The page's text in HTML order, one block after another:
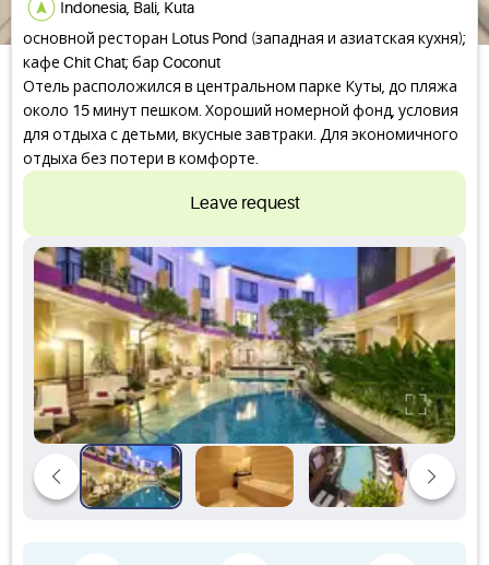
Indonesia, Bali, Kuta
основной ресторан Lotus Pond (западная и азиатская кухня);
кафе Chit Chat; бар Coconut
Отель расположился в центральном парке Куты, до пляжа
около 15 минут пешком. Хороший номерной фонд, условия
для отдыха с детьми, вкусные завтраки. Для экономичного
отдыха без потери в комфорте.
Leave request